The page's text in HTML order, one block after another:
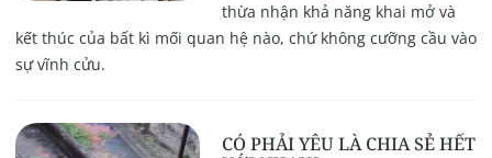
thừa nhận khả năng khai mở và
kết thúc của bất kì mối quan hệ nào, chứ không cưỡng cầu vào
sự vĩnh cửu.
CÓ PHẢI YÊU LÀ CHIA SẺ HẾT